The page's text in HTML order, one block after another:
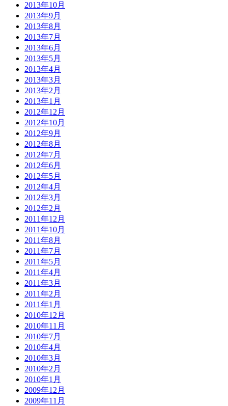
2013年10月
2013年9月
2013年8月
2013年7月
2013年6月
2013年5月
2013年4月
2013年3月
2013年2月
2013年1月
2012年12月
2012年10月
2012年9月
2012年8月
2012年7月
2012年6月
2012年5月
2012年4月
2012年3月
2012年2月
2011年12月
2011年10月
2011年8月
2011年7月
2011年5月
2011年4月
2011年3月
2011年2月
2011年1月
2010年12月
2010年11月
2010年7月
2010年4月
2010年3月
2010年2月
2010年1月
2009年12月
2009年11月